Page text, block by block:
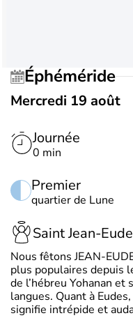
Éphéméride
Mercredi 19 août
Journée
0 min
Premier
quartier de Lune
Saint Jean-
Nous fêtons JEAN-
plus populaires depuis
de l’hébreu Yohanan
langues. Quant à
signifie intrépide et